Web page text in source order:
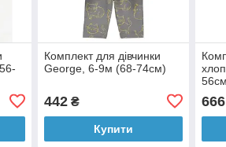
Комплект для дівчинки
George, 6-9м (68-74см)
442₴
Купити
666